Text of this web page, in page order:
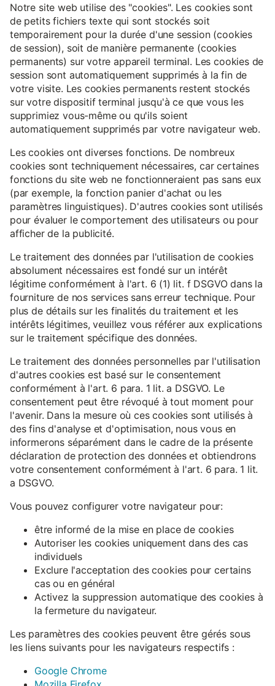
Notre site web utilise des "cookies". Les cookies sont
de petits fichiers texte qui sont stockés soit
temporairement pour la durée d'une session (cookies
de session), soit de manière permanente (cookies
permanents) sur votre appareil terminal. Les cookies de
session sont automatiquement supprimés à la fin de
votre visite. Les cookies permanents restent stockés
sur votre dispositif terminal jusqu'à ce que vous les
supprimiez vous-même ou qu'ils soient
automatiquement supprimés par votre navigateur web.
Les cookies ont diverses fonctions. De nombreux
cookies sont techniquement nécessaires, car certaines
fonctions du site web ne fonctionneraient pas sans eux
(par exemple, la fonction panier d'achat ou les
paramètres linguistiques). D'autres cookies sont utilisés
pour évaluer le comportement des utilisateurs ou pour
afficher de la publicité.
Le traitement des données par l'utilisation de cookies
absolument nécessaires est fondé sur un intérêt
légitime conformément à l'art. 6 (1) lit. f DSGVO dans la
fourniture de nos services sans erreur technique. Pour
plus de détails sur les finalités du traitement et les
intérêts légitimes, veuillez vous référer aux explications
sur le traitement spécifique des données.
Le traitement des données personnelles par l'utilisation
d'autres cookies est basé sur le consentement
conformément à l'art. 6 para. 1 lit. a DSGVO. Le
consentement peut être révoqué à tout moment pour
l'avenir. Dans la mesure où ces cookies sont utilisés à
des fins d'analyse et d'optimisation, nous vous en
informerons séparément dans le cadre de la présente
déclaration de protection des données et obtiendrons
votre consentement conformément à l'art. 6 para. 1 lit.
a DSGVO.
Vous pouvez configurer votre navigateur pour:
être informé de la mise en place de cookies
Autoriser les cookies uniquement dans des cas
individuels
Exclure l'acceptation des cookies pour certains
cas ou en général
Activez la suppression automatique des cookies à
la fermeture du navigateur.
Les paramètres des cookies peuvent être gérés sous
les liens suivants pour les navigateurs respectifs :
Google Chrome